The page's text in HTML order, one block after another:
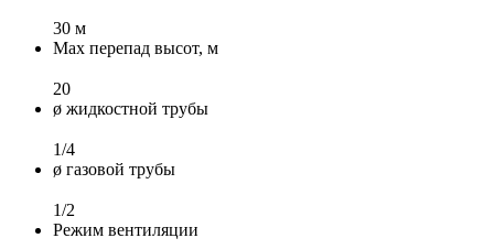
30 м
Max перепад высот, м
20
ø жидкостной трубы
1/4
ø газовой трубы
1/2
Режим вентиляции